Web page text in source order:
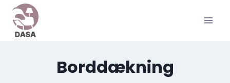
Skip
content
Borddækning